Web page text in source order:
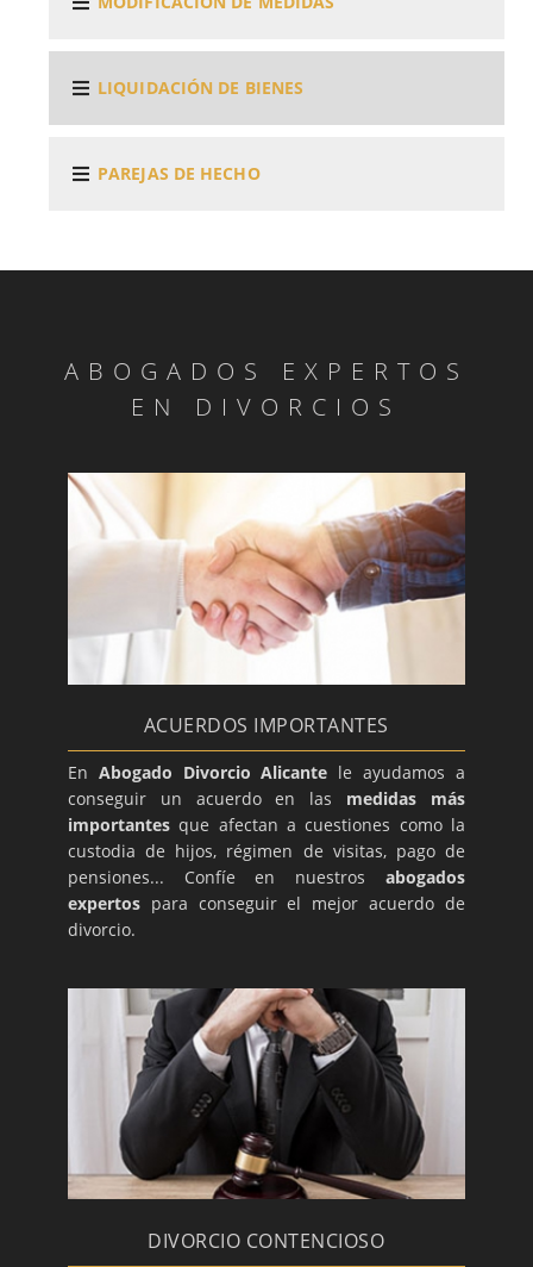
LIQUIDACIÓN DE BIENES
PAREJAS DE HECHO
ABOGADOS EXPERTOS
EN DIVORCIOS
ACUERDOS IMPORTANTES
En Abogado Divorcio Alicante le ayudamos a
conseguir un acuerdo en las medidas más
importantesque afectan a cuestiones como la
custodia de hijos, régimen de visitas, pago de
pensiones... Confíe en nuestros abogados
expertos para conseguir el mejor acuerdo de
divorcio.
DIVORCIO CONTENCIOSO